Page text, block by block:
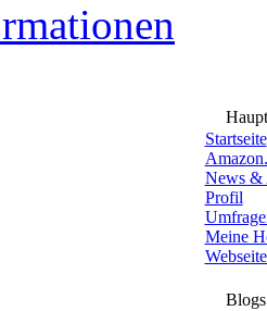
Startseite
News &
Profil
Meine
Blogs